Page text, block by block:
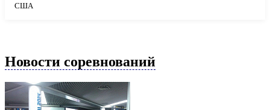
США
Новости соревнований